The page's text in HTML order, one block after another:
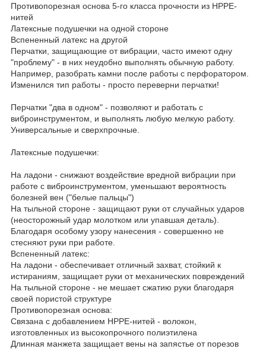
Противопорезная основа 5-го класса прочности из HPPE-
нитей
Латексные подушечки на одной стороне
Вспененный латекс на другой
Перчатки, защищающие от вибрации, часто имеют одну
"проблему" - в них неудобно выполнять обычную работу.
Например, разобрать камни после работы с перфоратором.
Изменился тип работы - просто переверни перчатки!
Перчатки "два в одном" - позволяют и работать с
виброинструментом, и выполнять любую мелкую работу.
Универсальные и сверхпрочные.
Латексные подушечки:
На ладони - снижают воздействие вредной вибрации при
работе с виброинструментом, уменьшают вероятность
болезней вен ("белые пальцы")
На тыльной стороне - защищают руки от случайных ударов
(неосторожный удар молотком или упавшая деталь).
Благодаря особому узору нанесения - совершенно не
стесняют руки при работе.
Вспененный латекс:
На ладони - обеспечивает отличный захват, стойкий к
истираниям, защищает руки от механических повреждений
На тыльной стороне - не мешает сжатию руки благодаря
своей пористой структуре
Противопорезная основа:
Связана с добавлением HPPE-нитей - волокон,
изготовленных из высокопрочного полиэтилена
Длинная манжета защищает вены на запястье от порезов